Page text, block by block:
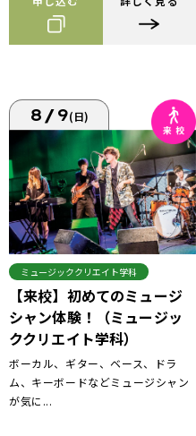
8/9(日)
ミュージッククリエイト学科
【来校】初めてのミュージ
シャン体験！（ミュージッ
ククリエイト学科）
ボーカル、ギター、ベース、ドラ
ム、キーボードなどミュージシャン
が気に...